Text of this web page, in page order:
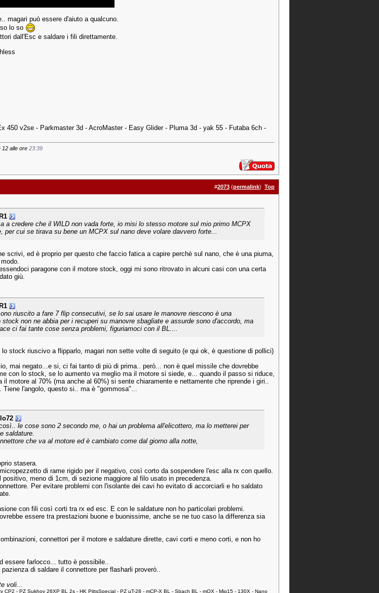
magari può essere d'aiuto a qualcuno.
lo so
dall'Esc e saldare i fili direttamente.
450 v2se - Parkmaster 3d - AcroMaster - Easy Glider - Pluma 3d - yak 55 - Futaba 6ch -
12 alle ore 23:39
#2073 (permalink) Top
a credere che il WILD non vada forte, io misi lo stesso motore sul mio primo MCPX
per cui se tirava su bene un MCPX sul nano deve volare davvero forte...
scrivi, ed è proprio per questo che faccio fatica a capire perchè sul nano, che è una piuma,
paragone con il motore stock, oggi mi sono ritrovato in alcuni casi con una certa
giù.
riuscito a fare 7 flip consecutivi, se lo sai usare le manovre riescono è una
non ne abbia per i recuperi su manovre sbagliate e assurde sono d'accordo, ma
ci fai tante cose senza problemi, figuriamoci con il BL....
stock riuscivo a flipparlo, magari non sette volte di seguito (e qui ok, è questione di pollici)
mai negato...e si, ci fai tanto di più di prima.. però... non è quel missile che dovrebbe
con lo stock, se lo aumento va meglio ma il motore si siede, e... quando il passo si riduce,
il motore al 70% (ma anche al 60%) si sente chiaramente e nettamente che riprende i giri..
Tiene l'angolo, questo si.. ma è "gommosa"...
le cose sono 2 secondo me, o hai un problema all'elicottero, ma lo metterei per
saldature.
che va al motore ed è cambiato come dal giorno alla notte,
stasera.
di rame rigido per il negativo, così corto da sospendere l'esc alla rx con quello.
meno di 1cm, di sezione maggiore al filo usato in precedenza.
Per evitare problemi con l'isolante dei cavi ho evitato di accorciarli e ho saldato
con fili così corti tra rx ed esc. E con le saldature non ho particolari problemi.
essere tra prestazioni buone e buonissime, anche se ne tuo caso la differenza sia
connettori per il motore e saldature dirette, cavi corti e meno corti, e non ho
essere farlocco... tutto è possibile..
di saldare il connettore per flasharli proverò..
voli...
CP2 - PZ Sukhoy 26XP BL 2s - HK PittsSpecial - PZ µT-28 - mCP-X BL - Sbach BL - mQX - Mig15 - 130X - Nano